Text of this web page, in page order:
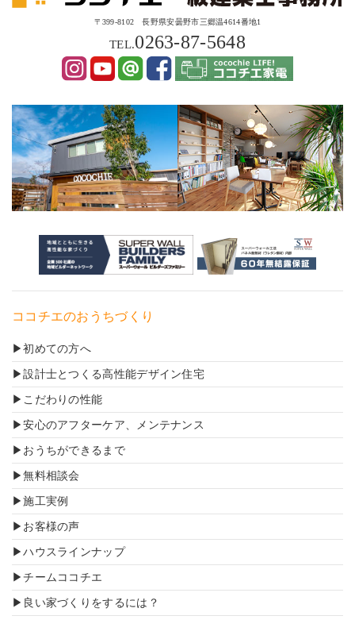
〒399-8102 長野県安曇野市三郷温4614番地1
TEL.0263-87-5648
ココチエのおうちづくり
初めての方へ
設計士とつくる高性能デザイン住宅
こだわりの性能
安心のアフターケア、メンテナンス
おうちができるまで
無料相談会
施工実例
お客様の声
ハウスラインナップ
チームココチエ
良い家づくりをするには？